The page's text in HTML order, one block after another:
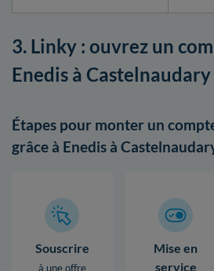
3. Linky : ouvrez un
Enedis à Castelnaudary
Étapes pour monter un
grâce à Enedis à
Souscrire
à une offre
Mise en
service